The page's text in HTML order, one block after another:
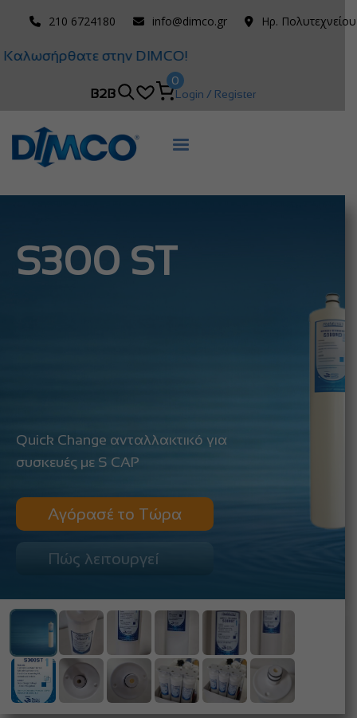
210 6724180 info@dimco.gr Ηρ.
Καλωσήρθατε στην DIMCO!
B2B
0
Login / Register
S300 ST
Quick Change ανταλλακτικό για
συσκευές με S CAP
Αγόρασέ το Τώρα
Πώς λειτουργεί